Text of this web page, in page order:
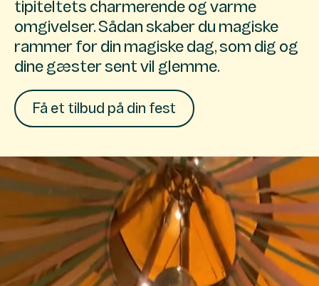
tipiteltets charmerende og varme
omgivelser. Sådan skaber du magiske
rammer for din magiske dag, som dig og
dine gæster sent vil glemme.
Få et tilbud på din fest